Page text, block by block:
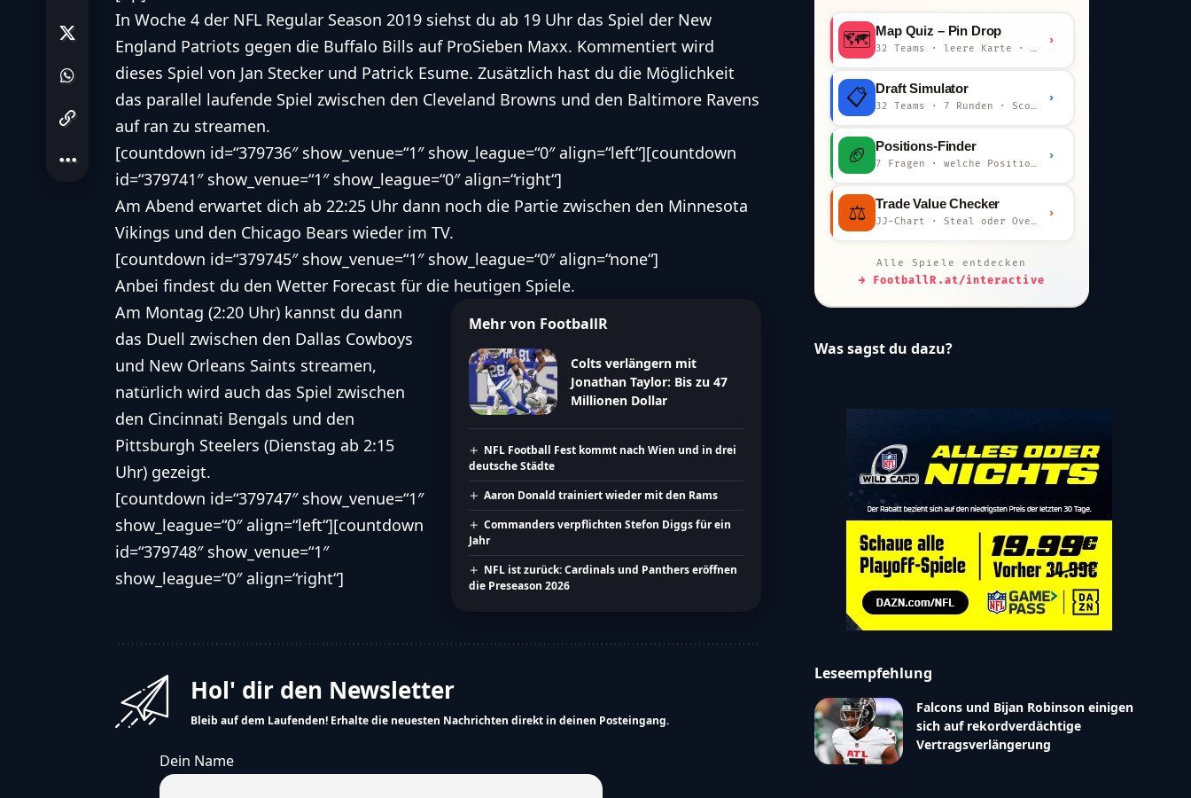
In Woche 4 der NFL Regular Season 2019 siehst du ab 19 Uhr das Spiel der New
England Patriots gegen die Buffalo Bills auf ProSieben Maxx. Kommentiert wird
dieses Spiel von Jan Stecker und Patrick Esume. Zusätzlich hast du die Möglichkeit
das parallel laufende Spiel zwischen den Cleveland Browns und den Baltimore Ravens
auf ran zu streamen.
[countdown id=“379736″ show_venue=“1″ show_league=“0″ align=“left“][countdown
id=“379741″ show_venue=“1″ show_league=“0″ align=“right“]
Am Abend erwartet dich ab 22:25 Uhr dann noch die Partie zwischen den Minnesota
Vikings und den Chicago Bears wieder im TV.
[countdown id=“379745″ show_venue=“1″ show_league=“0″ align=“none“]
Anbei findest du den Wetter Forecast für die heutigen Spiele.
Mehr von FootballR
Colts verlängern mit
Jonathan Taylor: Bis zu 47
Millionen Dollar
NFL Football Fest kommt nach Wien und in drei
deutsche Städte
Aaron Donald trainiert wieder mit den Rams
Commanders verpflichten Stefon Diggs für ein
Jahr
NFL ist zurück: Cardinals und Panthers eröffnen
die Preseason 2026
Am Montag (2:20 Uhr) kannst du dann
das Duell zwischen den Dallas Cowboys
und New Orleans Saints streamen,
natürlich wird auch das Spiel zwischen
den Cincinnati Bengals und den
Pittsburgh Steelers (Dienstag ab 2:15
Uhr) gezeigt.
[countdown id=“379747″ show_venue=“1″
show_league=“0″ align=“left“][countdown
id=“379748″ show_venue=“1″
show_league=“0″ align=“right“]
Hol' dir den Newsletter
Bleib auf dem Laufenden! Erhalte die neuesten Nachrichten direkt in deinen Posteingang.
Dein Name
🗺️ Map Quiz – Pin Drop
32 Teams · leere Karte · km-Wertung
›
📋 Draft Simulator
32 Teams · 7 Runden · Scout-Kommentar
›
🏈 Positions-Finder
7 Fragen · welche Position bist du?
›
⚖️ Trade Value Checker
JJ-Chart · Steal oder Overpay?
›
Alle Spiele entdecken
→ FootballR.at/interactive
Was sagst du dazu?
Leseempfehlung
Falcons und Bijan Robinson einigen
sich auf rekordverdächtige
Vertragsverlängerung